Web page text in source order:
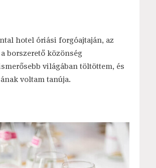
hotel óriási forgóajtaján, az
borszerető közönség
világában töltöttem, és
voltam tanúja.